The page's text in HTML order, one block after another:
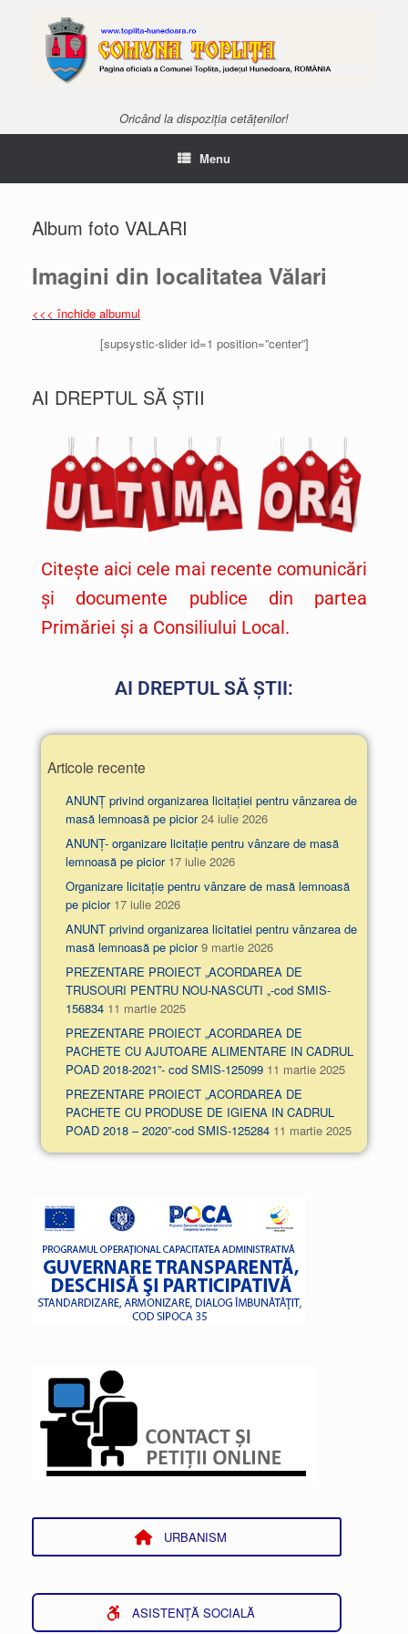
Oricând la dispoziția cetățenilor!
Menu
Album foto VALARI
Imagini din localitatea Vălari
<<< închide albumul
[supsystic-slider id=1 position=”center”]
AI DREPTUL SĂ ȘTII
Citește aici cele mai recente comunicări
și documente publice din partea
Primăriei și a Consiliului Local.
AI DREPTUL SĂ ȘTII:
Articole recente
ANUNȚ privind organizarea licitației pentru vânzarea de
masă lemnoasă pe picior 24 iulie 2026
ANUNȚ- organizare licitație pentru vânzare de masă
lemnoasă pe picior 17 iulie 2026
Organizare licitație pentru vânzare de masă lemnoasă
pe picior 17 iulie 2026
ANUNT privind organizarea licitatiei pentru vânzarea de
masă lemnoasă pe picior 9 martie 2026
PREZENTARE PROIECT „ACORDAREA DE
TRUSOURI PENTRU NOU-NASCUTI „-cod SMIS-
156834 11 martie 2025
PREZENTARE PROIECT „ACORDAREA DE
PACHETE CU AJUTOARE ALIMENTARE IN CADRUL
POAD 2018-2021”- cod SMIS-125099 11 martie 2025
PREZENTARE PROIECT „ACORDAREA DE
PACHETE CU PRODUSE DE IGIENA IN CADRUL
POAD 2018 – 2020”-cod SMIS-125284 11 martie 2025
URBANISM
ASISTENȚĂ SOCIALĂ